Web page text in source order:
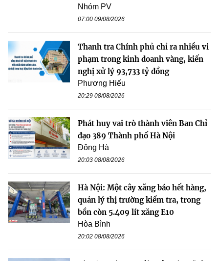
Nhóm PV
07:00 09/08/2026
Thanh tra Chính phủ chỉ ra nhiều vi
phạm trong kinh doanh vàng, kiến
nghị xử lý 93,733 tỷ đồng
Phương Hiếu
20:29 08/08/2026
Phát huy vai trò thành viên Ban Chỉ
đạo 389 Thành phố Hà Nội
Đông Hà
20:03 08/08/2026
Hà Nội: Một cây xăng báo hết hàng,
quản lý thị trường kiểm tra, trong
bồn còn 5.409 lít xăng E10
Hòa Bình
20:02 08/08/2026